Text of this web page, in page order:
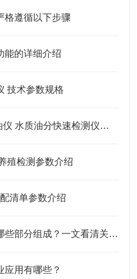
格遵循以下步骤
能的详细介绍
技术参数规格
TZ-1050H 便携式红外测油仪 水质油分快速检测仪特点介绍
殖检测参数介绍
清单参数介绍
低浓度烟尘烟气测试仪由哪些部分组成？一文看清关键构成！
应用有哪些？